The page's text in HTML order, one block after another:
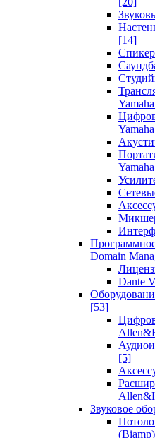
[14]
Yamaha
Yamaha
Yamaha
Domain
Dante
[53]
[5]
Звуковое
(Biamp)